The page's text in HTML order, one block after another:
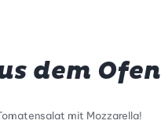
dem Ofen
mit Mozzarella!